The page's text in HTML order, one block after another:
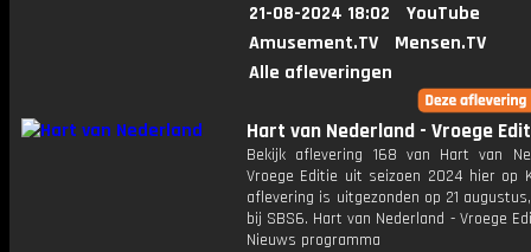
21-08-2024 18:02
YouTube
Amusement.TV
Mensen.TV
Alle afleveringen
Hart van Nederland - Vroege
Bekijk aflevering 168 van Hart van
Vroege Editie uit seizoen 2024 hier op
aflevering is uitgezonden op 21
bij SBS6. Hart van Nederland - Vroege
Nieuws programma